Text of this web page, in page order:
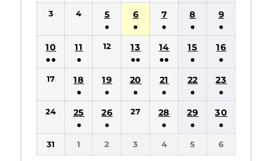
(1
件
の
イ
ベ
ン
ト)
(1
件
の
イ
ベ
ン
ト)
3 4
5
●
(1
の
イ
ベ
ン
ト)
6
●
(1
件
の
イ
ベ
ン
7
●
(1
件
の
イ
ベ
ン
ト)
8
●
(1
件
の
イ
ベ
ン
ト)
9
●
(1
件
の
イ
ベ
ン
ト)
10
●●
(2
の
イ
ン
ト)
11
●
(1
件
の
イ
ベ
ン
ト)
12
13
●●
(2
件
の
イ
ン
ト)
14
●●
(2
件
の
イ
ベ
ン
ト)
15
●
(1
件
の
イ
ベ
ン
ト)
16
●
(1
件
の
イ
ベ
ン
ト)
17
18
●
(1
件
イ
19
●
(1
件
イ
20
●
(1
イ
21
●
(1
件
イ
22
●
(1
件
イ
23
●
(1
件
イ
24
25
●
26
●
27
28
●
29
●
30
●
31 1 2 3 4 5 6